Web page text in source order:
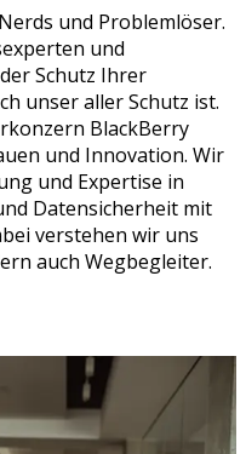
und Problemlöser.
und
Schutz Ihrer
unser aller Schutz ist.
BlackBerry
und Innovation. Wir
und Expertise in
Datensicherheit mit
verstehen wir uns
auch Wegbegleiter.